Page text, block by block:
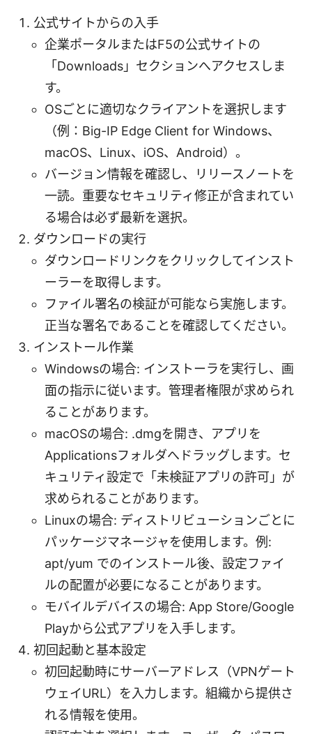
公式サイトからの入手
企業ポータルまたはF5の公式サイトの
「Downloads」セクションへアクセスしま
す。
OSごとに適切なクライアントを選択します
（例：Big-IP Edge Client for Windows、
macOS、Linux、iOS、Android）。
バージョン情報を確認し、リリースノートを
一読。重要なセキュリティ修正が含まれてい
る場合は必ず最新を選択。
ダウンロードの実行
ダウンロードリンクをクリックしてインスト
ーラーを取得します。
ファイル署名の検証が可能なら実施します。
正当な署名であることを確認してください。
インストール作業
Windowsの場合: インストーラを実行し、画
面の指示に従います。管理者権限が求められ
ることがあります。
macOSの場合: .dmgを開き、アプリを
Applicationsフォルダへドラッグします。セ
キュリティ設定で「未検証アプリの許可」が
求められることがあります。
Linuxの場合: ディストリビューションごとに
パッケージマネージャを使用します。例:
apt/yum でのインストール後、設定ファイ
ルの配置が必要になることがあります。
モバイルデバイスの場合: App Store/Google
Playから公式アプリを入手します。
初回起動と基本設定
初回起動時にサーバーアドレス（VPNゲート
ウェイURL）を入力します。組織から提供さ
れる情報を使用。